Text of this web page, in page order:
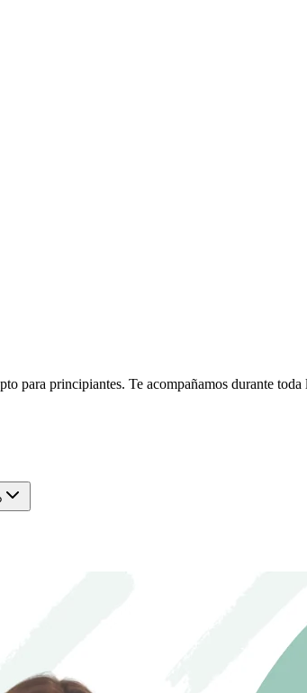
para principiantes. Te acompañamos durante toda